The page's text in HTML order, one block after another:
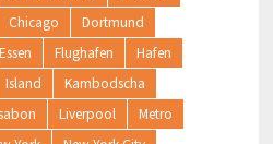
Chicago
Dortmund
Essen Flughafen
Hafen
Island
Kambodscha
Liverpool
Metro